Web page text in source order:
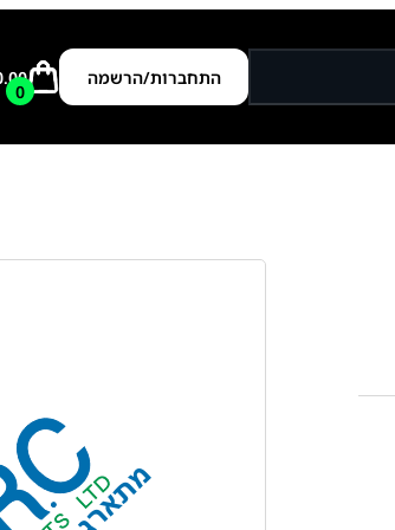
התחברות/הרשמה
0